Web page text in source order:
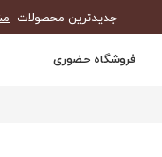
جدیدترین محصولات
فروشگاه حضوری